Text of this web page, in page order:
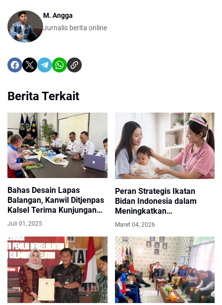
M. Angga
Jurnalis berita online
Berita Terkait
Bahas Desain Lapas
Balangan, Kanwil Ditjenpas
Kalsel Terima Kunjungan
Pemkab Balangan
Juli 01, 2025
Peran Strategis Ikatan
Bidan Indonesia dalam
Meningkatkan
Profesionalisme Bidan dan
Memperkuat Pelayanan
Kesehatan Ibu dan Anak di
Era Transformasi Digital
Menuju Indonesia Sehat
dan Berkualitas
Maret 04, 2026